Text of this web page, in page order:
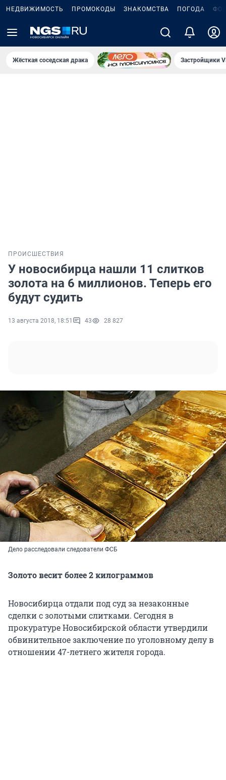
НЕДВИЖИМОСТЬ ПРОМОКОДЫ ЗНАКОМСТВА ПОГОДА
Жёсткая соседская драка Застройщики
ПРОИСШЕСТВИЯ
У новосибирца нашли 11 слитков
золота на 6 миллионов. Теперь его
будут судить
13 августа 2018, 18:51 43 28 827
Дело расследовали следователи ФСБ
Золото весит более 2 килограммов
Новосибирца отдали под суд за незаконные
сделки с золотыми слитками. Сегодня в
прокуратуре Новосибирской области утвердили
обвинительное заключение по уголовному делу в
отношении 47-летнего жителя города.